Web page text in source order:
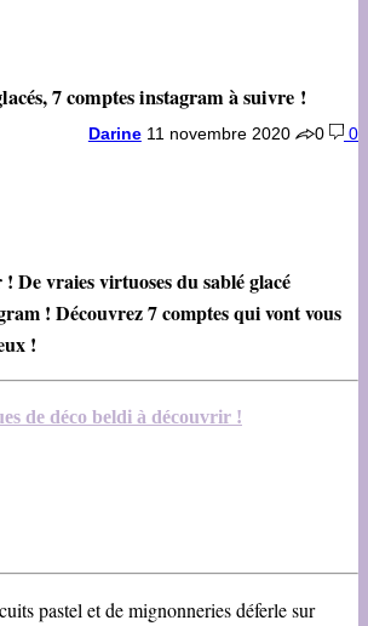
7 comptes instagram à suivre !
Darine 11 novembre 2020 0 0
De vraies virtuoses du sablé glacé
! Découvrez 7 comptes qui vont vous
!
de déco beldi à découvrir !
pastel et de mignonneries déferle sur